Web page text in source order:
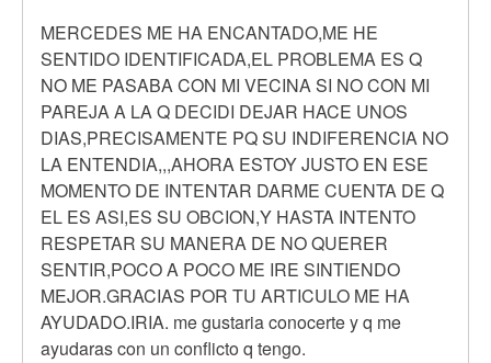
MERCEDES ME HA ENCANTADO,ME HE
SENTIDO IDENTIFICADA,EL PROBLEMA ES Q
NO ME PASABA CON MI VECINA SI NO CON MI
PAREJA A LA Q DECIDI DEJAR HACE UNOS
DIAS,PRECISAMENTE PQ SU INDIFERENCIA NO
LA ENTENDIA,,,AHORA ESTOY JUSTO EN ESE
MOMENTO DE INTENTAR DARME CUENTA DE Q
EL ES ASI,ES SU OBCION,Y HASTA INTENTO
RESPETAR SU MANERA DE NO QUERER
SENTIR,POCO A POCO ME IRE SINTIENDO
MEJOR.GRACIAS POR TU ARTICULO ME HA
AYUDADO.IRIA. me gustaria conocerte y q me
ayudaras con un conflicto q tengo.